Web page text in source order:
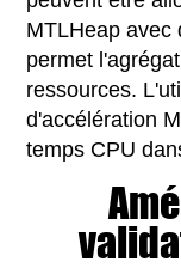
MTLHeap avec
permet
ressources.
d'accélération
temps CPU